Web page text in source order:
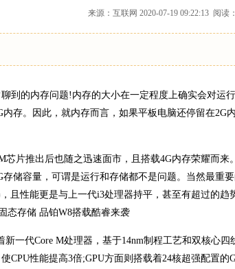
来源：互联网 2020-07-19 09:22:13 阅读
到的内存问题!内存的大小在一定程度上确实会对运
内存。因此，就内存而言，如果平板电脑还停留在2G
芯片推出后也随之迅速面市，且搭载4G内存荣耀而
存储容量，可谓是运行和存储都不是问题。当然最重
且性能更是与上一代i3处理器持平，甚至有超过的趋
新一代Core M处理器，基于14nm制程工艺和双核心
CPU性能提高3倍;GPU方面则搭载着24核超强配置的